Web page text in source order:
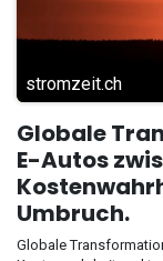
stromzeit.ch
Globale
E-Autos
Umbruch.
Globale